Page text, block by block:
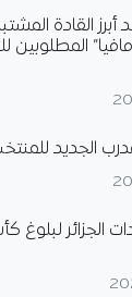
أبرز القادة
المطلوبين
الجديد
الجزائر لبلوغ